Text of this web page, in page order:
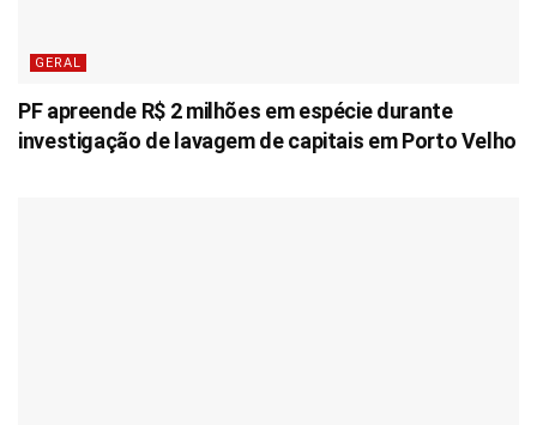
GERAL
PF apreende R$ 2 milhões em espécie durante
investigação de lavagem de capitais em Porto Velho